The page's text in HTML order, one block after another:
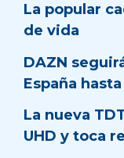
La popular
de vida
DAZN
España
La nueva
UHD y toca